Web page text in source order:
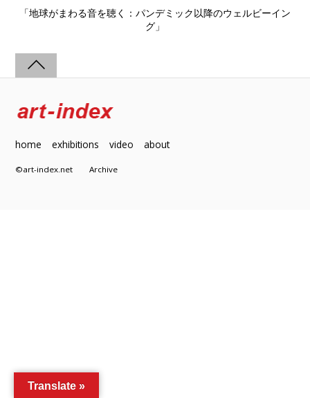
「地球がまわる音を聴く：パンデミック以降のウェルビーイン
グ」
home exhibitions video about
©art-index.netArchive
Translate »